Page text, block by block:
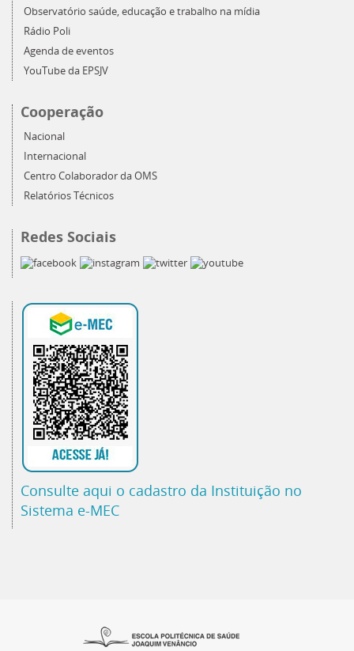
Observatório saúde, educação e trabalho na mídia
Rádio Poli
Agenda de eventos
YouTube da EPSJV
Cooperação
Nacional
Internacional
Centro Colaborador da OMS
Relatórios Técnicos
Redes Sociais
Consulte aqui o cadastro da Instituição no
Sistema e-MEC